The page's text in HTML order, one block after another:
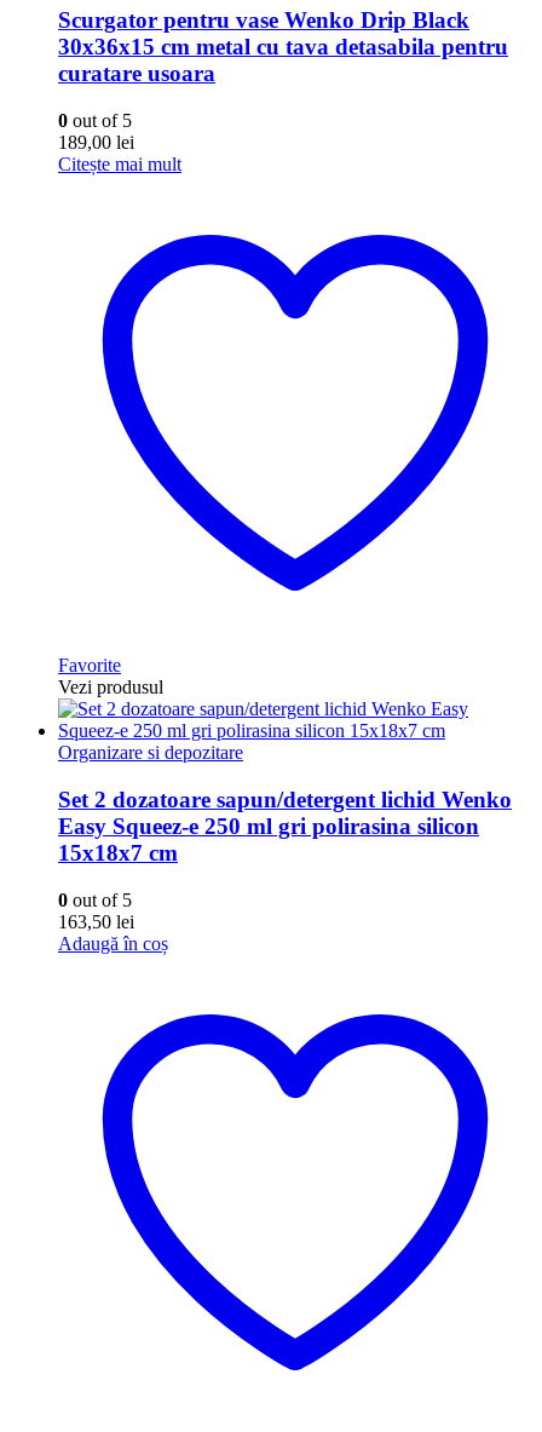
Scurgator pentru vase Wenko Drip Black
30x36x15 cm metal cu tava detasabila pentru
curatare usoara
0 out of 5
189,00 lei
Citește mai mult
Favorite
Vezi produsul
Organizare si depozitare
Set 2 dozatoare sapun/detergent lichid Wenko
Easy Squeez-e 250 ml gri polirasina silicon
15x18x7 cm
0 out of 5
163,50 lei
Adaugă în coș